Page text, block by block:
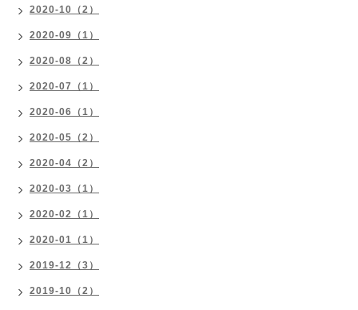
2020-10（2）
2020-09（1）
2020-08（2）
2020-07（1）
2020-06（1）
2020-05（2）
2020-04（2）
2020-03（1）
2020-02（1）
2020-01（1）
2019-12（3）
2019-10（2）